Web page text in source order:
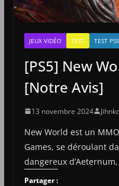
JEUX VIDÉO TEST TEST PS5
[PS5] New
[Notre Avis]
13 novembre 2024
New World est un
Games, se déroulant
dangereux
Partager :